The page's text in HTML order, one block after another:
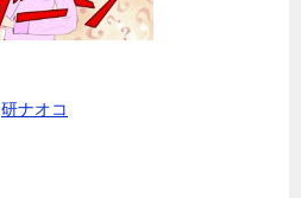
研ナオコ